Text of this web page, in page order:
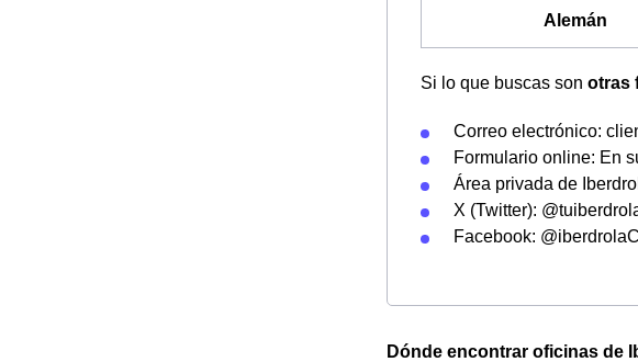
Alemán
Si lo que buscas son otras
Correo electrónico:
Formulario online: En
Área privada de
X (Twitter):
Facebook:
Dónde encontrar oficinas de